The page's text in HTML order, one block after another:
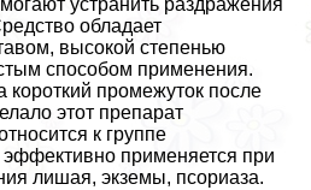
устранить раздражения
обладает
высокой степенью
способом применения.
короткий промежуток после
этот препарат
к группе
применяется при
лишая, экземы, псориаза.